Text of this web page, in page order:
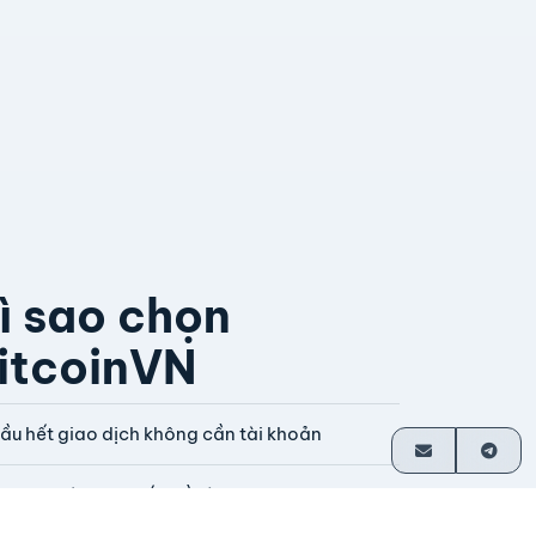
sao chọn
hết giao dịch không cần tài khoản
toán trực tiếp về ví